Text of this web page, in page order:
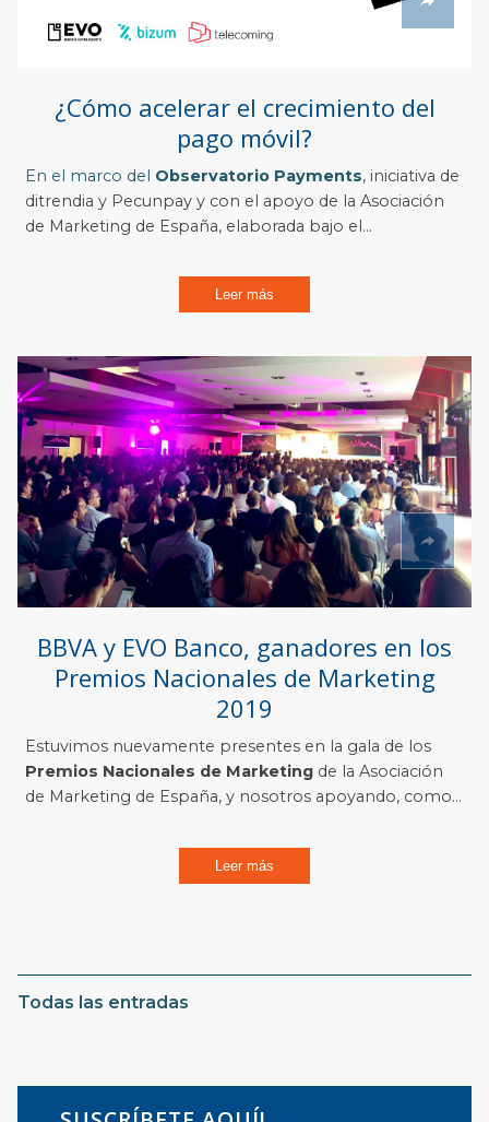
¿Cómo acelerar el crecimiento del
pago móvil?
En el marco del Observatorio Payments, iniciativa de
ditrendia y Pecunpay y con el apoyo de la Asociación
de Marketing de España, elaborada bajo el...
Leer más
BBVA y EVO Banco, ganadores en los
Premios Nacionales de Marketing
2019
Estuvimos nuevamente presentes en la gala de los
Premios Nacionales de Marketing de la Asociación
de Marketing de España, y nosotros apoyando, como...
Leer más
Todas las entradas